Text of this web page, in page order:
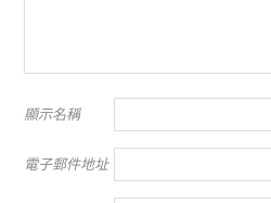
顯示名稱
電子郵件地址